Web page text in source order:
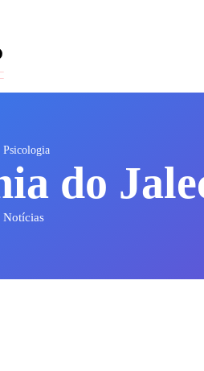
Psicologia
do
Notícias